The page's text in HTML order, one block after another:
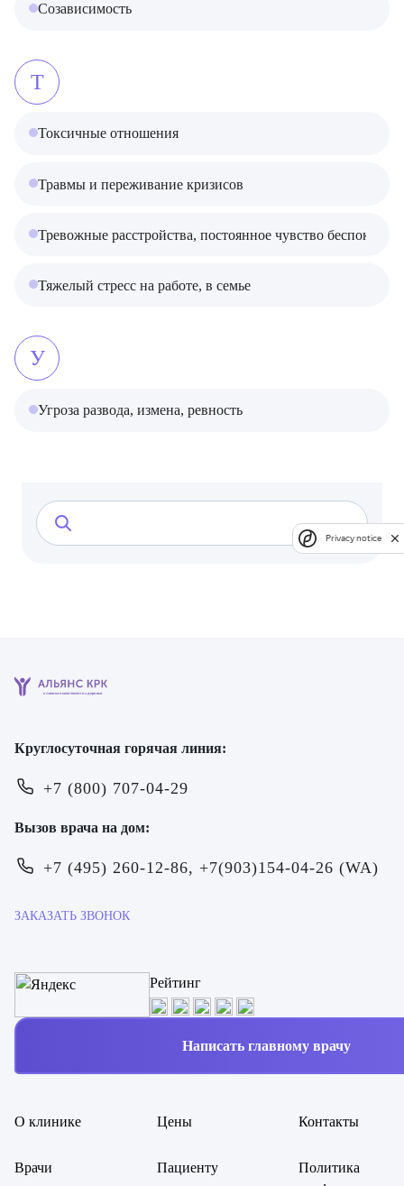
Созависимость
Т
Токсичные отношения
Травмы и переживание кризисов
Тревожные расстройства, постоянное чувство
Тяжелый стресс на работе, в семье
У
Угроза развода, измена, ревность
клиника психического здоровья
Круглосуточная горячая линия:
+7 (800) 707-04-29
Вызов врача на дом:
+7 (495) 260-12-86, +7(903)154-04-26 (WA)
ЗАКАЗАТЬ ЗВОНОК
Рейтинг
Написать главному врачу
О клинике
Врачи
Цены
Пациенту
Контакты
Политика
Privacy notice